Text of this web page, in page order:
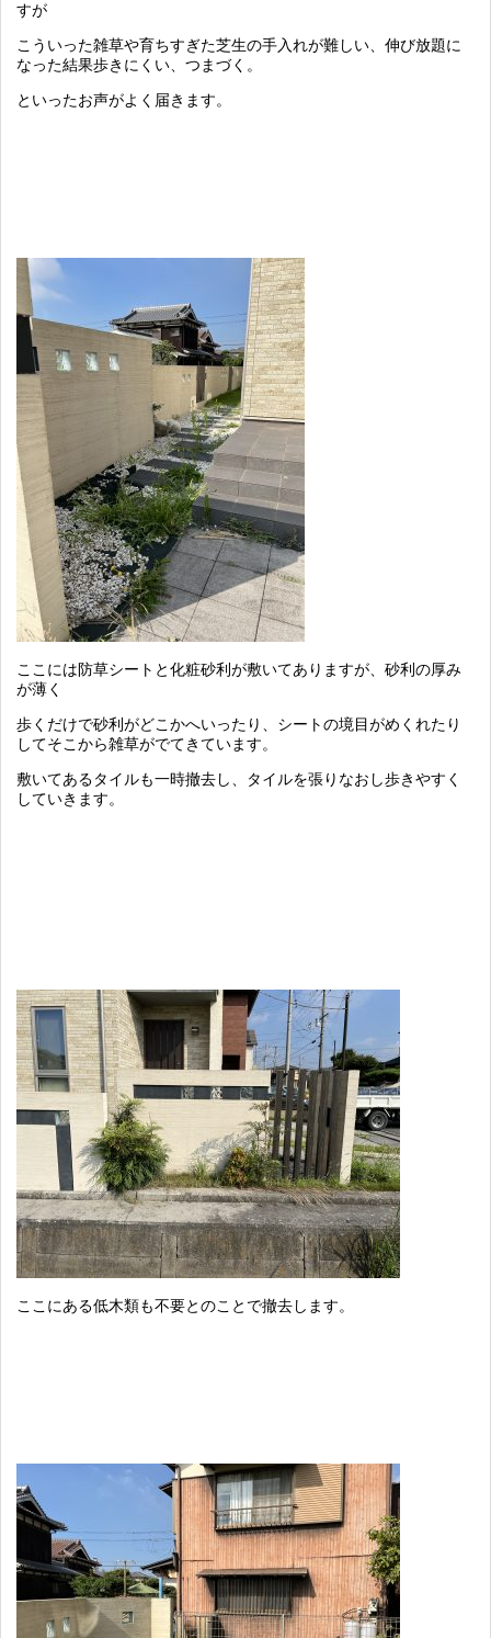
すが
こういった雑草や育ちすぎた芝生の手入れが難しい、伸び放題に
なった結果歩きにくい、つまづく。
といったお声がよく届きます。
ここには防草シートと化粧砂利が敷いてありますが、砂利の厚み
が薄く
歩くだけで砂利がどこかへいったり、シートの境目がめくれたり
してそこから雑草がでてきています。
敷いてあるタイルも一時撤去し、タイルを張りなおし歩きやすく
していきます。
ここにある低木類も不要とのことで撤去します。